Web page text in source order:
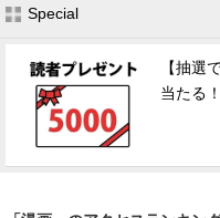
Special
【抽選
当たる